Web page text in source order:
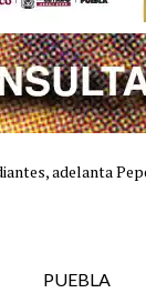
adelanta
PUEBLA